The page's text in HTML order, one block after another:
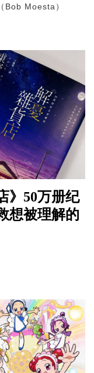
Bob Moesta）
》50万册纪
想被理解的